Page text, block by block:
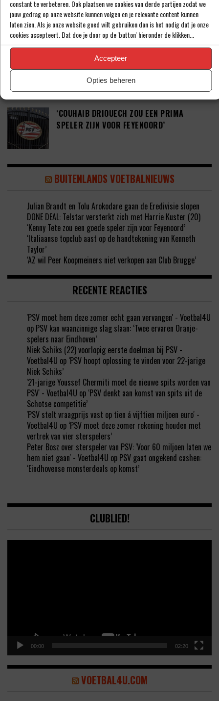
constant te verbeteren. Ook plaatsen we cookies van derde partijen zodat we
jouw gedrag op onze website kunnen volgen en je relevante content kunnen
laten zien. Als je onze website goed wilt gebruiken dan is het nodig dat je onze
cookies accepteert. Dat doe je door op de 'button' hieronder de klikken...
Accepteer
Opties beheren
‘PSV WIL ZICH GAAN VERSTERKEN MET 29-
JARIGE ADAMA CAMARA’
JOEL DROMMEL (29) TEKENT VOOR VIER
JAAR BIJ FC TWENTE
‘COUHAIB DRIOUECH ZOU EEN PRIMA
SPELER ZIJN VOOR FEYENOORD’
BUITENLANDS VOETBALNIEUWS
Julian Brandt en Tolu Arokodare gaan de Eredivisie slopen
DONE DEAL: Telstar versterkt zich met Harrie Kuster (20)
‘Kenny Tete zou een goede speler zijn voor Feyenoord’
‘Italiaanse topclub aast op de handtekening van Kenneth
Taylor’
‘AZ wil Peer Koopmeiners niet verkopen aan Club Brugge’
RECENTE REACTIES
'PSV moet hem deze zomer echt gaan vervangen' - Voetbal4U
op PSV kan waanzinnige slag slaan: ‘Twee ervaren Oranje-
spelers naar Eindhoven’
Niek Schiks (22) voorlopig eerste doelman bij PSV -
Voetbal4U op ‘PSV hoopt oplossing te vinden voor 22-jarige
Niek Schiks’
'21-jarige Youssef Chermiti moet de nieuwe spits worden van
PSV' - Voetbal4U op ‘PSV denkt aan komst van spits uit de
Schotse competitie’
'PSV stelt vraagprijs vast op tien á vijftien miljoen euro' -
Voetbal4U op ‘PSV moet deze zomer rekening houden met
vertrek van vier sterspelers’
Peter Bosz over sterspeler van PSV: 'Voor 60 miljoen laten we
hem niet gaan' - Voetbal4U op PSV gaat ongekend cashen:
‘Eindhovense monsterdeals op komst’
CLUBLIED!
00:00 02:20
VOETBAL4U.COM